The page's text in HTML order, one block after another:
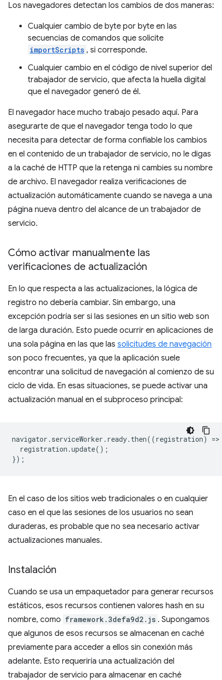
Los navegadores detectan los cambios de dos maneras:
Cualquier cambio de byte por byte en las
secuencias de comandos que solicite
importScripts , si corresponde.
Cualquier cambio en el código de nivel superior del
trabajador de servicio, que afecta la huella digital
que el navegador generó de él.
El navegador hace mucho trabajo pesado aquí. Para
asegurarte de que el navegador tenga todo lo que
necesita para detectar de forma confiable los cambios
en el contenido de un trabajador de servicio, no le digas
a la caché de HTTP que la retenga ni cambies su nombre
de archivo. El navegador realiza verificaciones de
actualización automáticamente cuando se navega a una
página nueva dentro del alcance de un trabajador de
servicio.
Cómo activar manualmente las
verificaciones de actualización
En lo que respecta a las actualizaciones, la lógica de
registro no debería cambiar. Sin embargo, una
excepción podría ser si las sesiones en un sitio web son
de larga duración. Esto puede ocurrir en aplicaciones de
una sola página en las que las solicitudes de navegación
son poco frecuentes, ya que la aplicación suele
encontrar una solicitud de navegación al comienzo de su
ciclo de vida. En esas situaciones, se puede activar una
actualización manual en el subproceso principal:
navigator . serviceWorker . ready. then((registration) =>
registration .update();
});
En el caso de los sitios web tradicionales o en cualquier
caso en el que las sesiones de los usuarios no sean
duraderas, es probable que no sea necesario activar
actualizaciones manuales.
Instalación
Cuando se usa un empaquetador para generar recursos
estáticos, esos recursos contienen valores hash en su
nombre, como framework.3defa9d2.js . Supongamos
que algunos de esos recursos se almacenan en caché
previamente para acceder a ellos sin conexión más
adelante. Esto requeriría una actualización del
trabajador de servicio para almacenar en caché